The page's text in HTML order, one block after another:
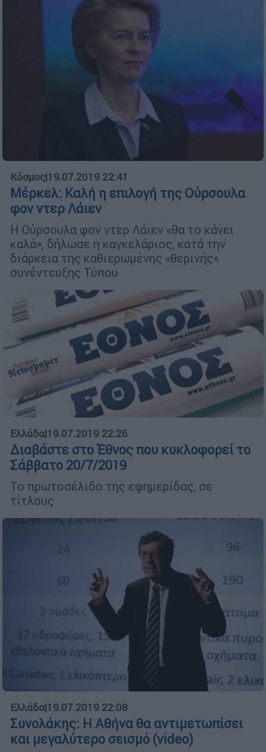
Κόσμος|19.07.2019 22:41
Μέρκελ: Καλή η επιλογή της Ούρσουλα
φον ντερ Λάιεν
Η Ούρσουλα φον ντερ Λάιεν «θα το κάνει
καλά», δήλωσε η καγκελάριος, κατά την
διάρκεια της καθιερωμένης «θερινής»
συνέντευξης Τύπου
Ελλάδα|19.07.2019 22:26
Διαβάστε στο Έθνος που κυκλοφορεί το
Σάββατο 20/7/2019
Το πρωτοσέλιδο της εφημερίδας, σε
τίτλους
Ελλάδα|19.07.2019 22:08
Συνολάκης: Η Αθήνα θα αντιμετωπίσει
και μεγαλύτερο σεισμό (video)